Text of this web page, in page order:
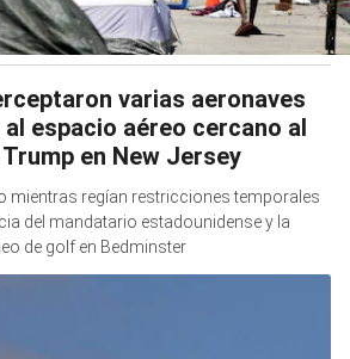
varias aeronaves
espacio aéreo cercano al
en New Jersey
mientras regían restricciones temporales
del mandatario estadounidense y la
de golf en Bedminster